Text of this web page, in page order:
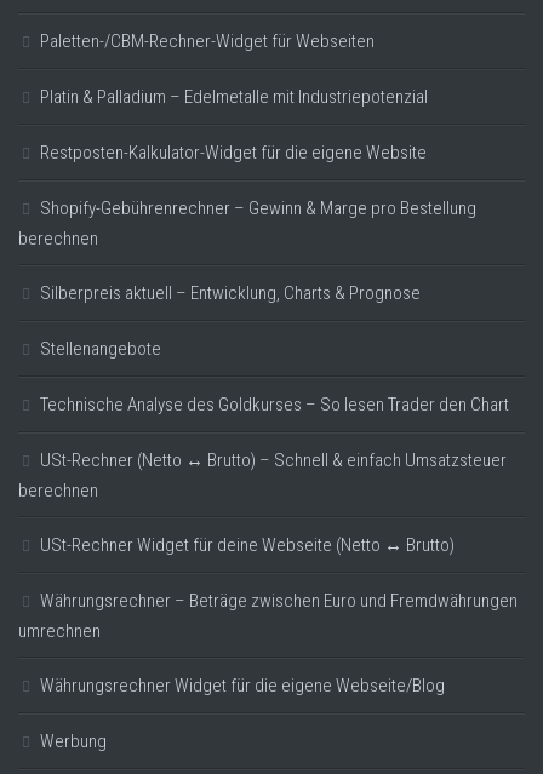
Paletten-/CBM-Rechner-Widget für Webseiten
Platin & Palladium – Edelmetalle mit Industriepotenzial
Restposten-Kalkulator-Widget für die eigene Website
Shopify-Gebührenrechner – Gewinn & Marge pro Bestellung
berechnen
Silberpreis aktuell – Entwicklung, Charts & Prognose
Stellenangebote
Technische Analyse des Goldkurses – So lesen Trader den Chart
USt-Rechner (Netto ↔ Brutto) – Schnell & einfach Umsatzsteuer
berechnen
USt-Rechner Widget für deine Webseite (Netto ↔ Brutto)
Währungsrechner – Beträge zwischen Euro und Fremdwährungen
umrechnen
Währungsrechner Widget für die eigene Webseite/Blog
Werbung